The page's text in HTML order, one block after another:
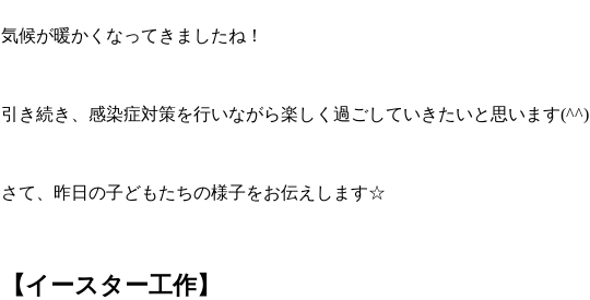
気候が暖かくなってきましたね！
引き続き、感染症対策を行いながら楽しく過ごしていきたいと思います(^^)
さて、昨日の子どもたちの様子をお伝えします☆
【イースター工作】